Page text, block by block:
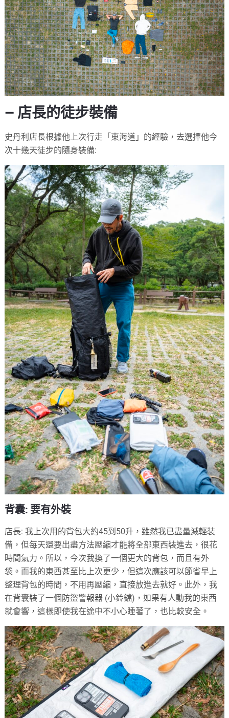
— 店長的徒步裝備
史丹利店長根據他上次行走「東海道」的經驗，去選擇他今
次十幾天徒步的隨身裝備:
背囊: 要有外裝
店長: 我上次用的背包大約45到50升，雖然我已盡量減輕裝
備，但每天還要出盡方法壓縮才能將全部東西裝進去，很花
時間氣力。所以，今次我換了一個更大的背包，而且有外
袋。而我的東西甚至比上次更少，但這次應該可以節省早上
整理背包的時間，不用再壓縮，直接放進去就好。此外，我
在背囊裝了一個防盜警報器 (小鈴鐺)，如果有人動我的東西
就會響，這樣即使我在途中不小心睡著了，也比較安全。